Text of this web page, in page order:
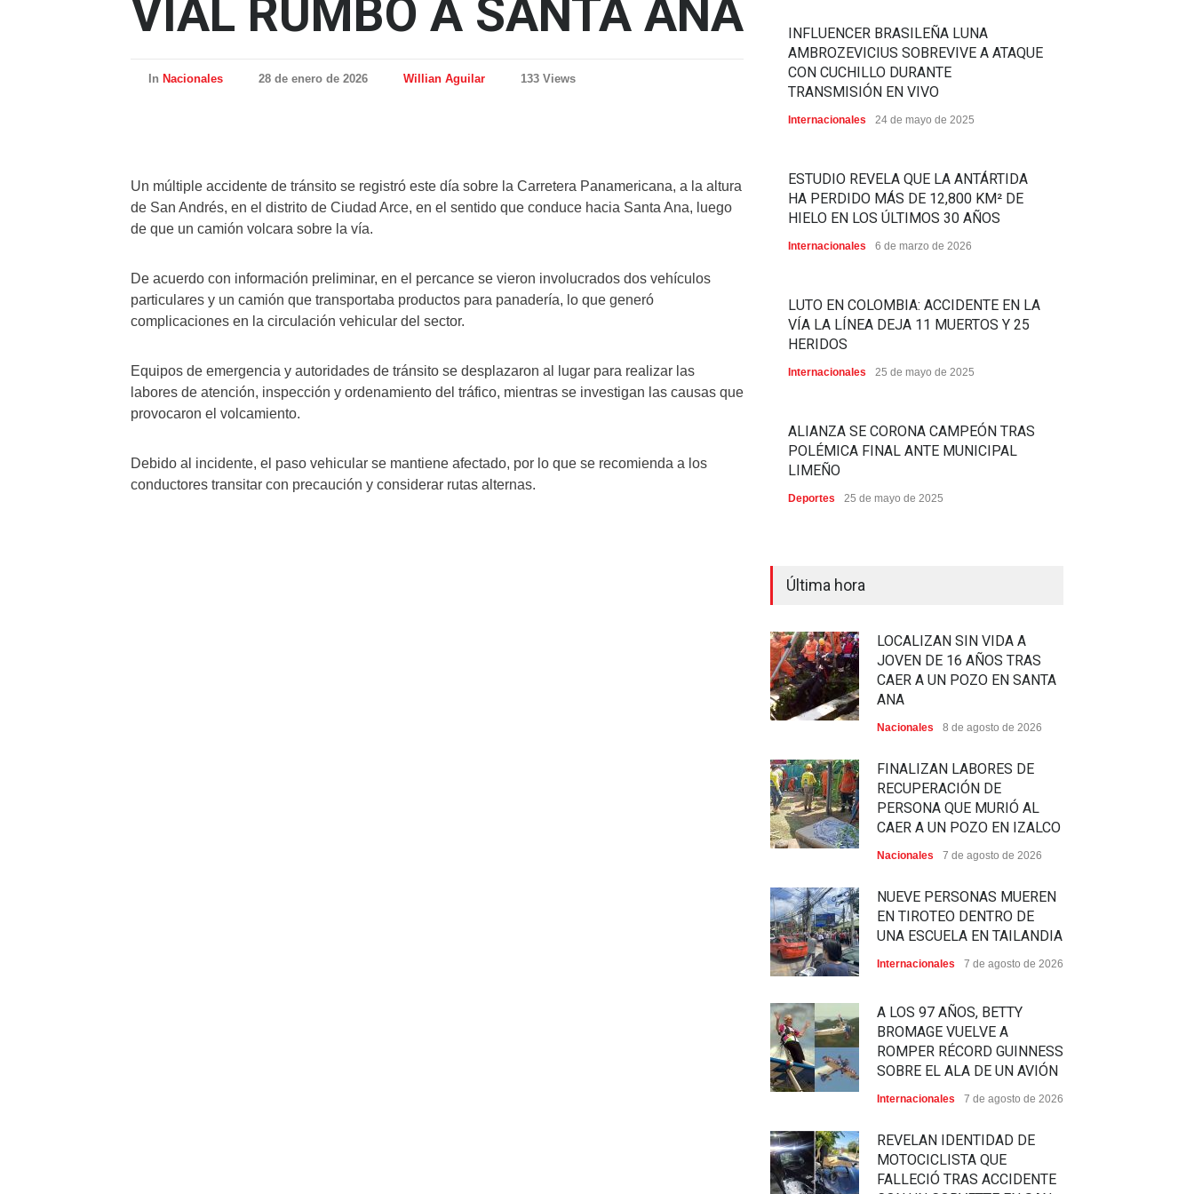
VIAL RUMBO A SANTA ANA
In Nacionales 28 de enero de 2026 Willian Aguilar 133 Views
Un múltiple accidente de tránsito se registró este día sobre la Carretera Panamericana, a la altura
de San Andrés, en el distrito de Ciudad Arce, en el sentido que conduce hacia Santa Ana, luego
de que un camión volcara sobre la vía.
De acuerdo con información preliminar, en el percance se vieron involucrados dos vehículos
particulares y un camión que transportaba productos para panadería, lo que generó
complicaciones en la circulación vehicular del sector.
Equipos de emergencia y autoridades de tránsito se desplazaron al lugar para realizar las
labores de atención, inspección y ordenamiento del tráfico, mientras se investigan las causas que
provocaron el volcamiento.
Debido al incidente, el paso vehicular se mantiene afectado, por lo que se recomienda a los
conductores transitar con precaución y considerar rutas alternas.
INFLUENCER BRASILEÑA LUNA
AMBROZEVICIUS SOBREVIVE A ATAQUE
CON CUCHILLO DURANTE
TRANSMISIÓN EN VIVO
Internacionales 24 de mayo de 2025
ESTUDIO REVELA QUE LA ANTÁRTIDA
HA PERDIDO MÁS DE 12,800 KM² DE
HIELO EN LOS ÚLTIMOS 30 AÑOS
Internacionales 6 de marzo de 2026
LUTO EN COLOMBIA: ACCIDENTE EN LA
VÍA LA LÍNEA DEJA 11 MUERTOS Y 25
HERIDOS
Internacionales 25 de mayo de 2025
ALIANZA SE CORONA CAMPEÓN TRAS
POLÉMICA FINAL ANTE MUNICIPAL
LIMEÑO
Deportes 25 de mayo de 2025
Última hora
LOCALIZAN SIN VIDA A
JOVEN DE 16 AÑOS TRAS
CAER A UN POZO EN SANTA
ANA
Nacionales 8 de agosto de 2026
FINALIZAN LABORES DE
RECUPERACIÓN DE
PERSONA QUE MURIÓ AL
CAER A UN POZO EN IZALCO
Nacionales 7 de agosto de 2026
NUEVE PERSONAS MUEREN
EN TIROTEO DENTRO DE
UNA ESCUELA EN TAILANDIA
Internacionales 7 de agosto de 2026
A LOS 97 AÑOS, BETTY
BROMAGE VUELVE A
ROMPER RÉCORD GUINNESS
SOBRE EL ALA DE UN AVIÓN
Internacionales 7 de agosto de 2026
REVELAN IDENTIDAD DE
MOTOCICLISTA QUE
FALLECIÓ TRAS ACCIDENTE